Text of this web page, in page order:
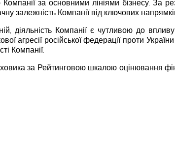
за основними лініями бізнесу.
залежність Компанії від ключових
діяльність Компанії є чутливою до
агресії російської федерації проти
Компанії.
за Рейтинговою шкалою оцінювання